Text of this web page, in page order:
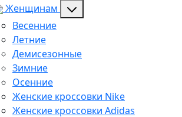
Женщинам
Весенние
Летние
Демисезонные
Зимние
Осенние
Женские кроссовки Nike
Женские кроссовки Adidas